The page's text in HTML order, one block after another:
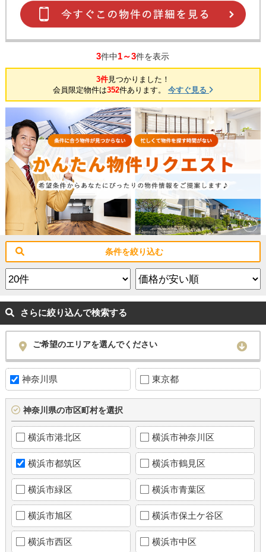
3件中1～3件を表示
3件見つかりました！
会員限定物件は352件あります。 今すぐ見る
条件を絞り込む
さらに絞り込んで検索する
ご希望のエリアを選んでください
神奈川県 東京都
神奈川県の市区町村を選択
横浜市港北区 横浜市神奈川区
横浜市都筑区 横浜市鶴見区
横浜市緑区 横浜市青葉区
横浜市旭区 横浜市保土ケ谷区
横浜市西区 横浜市中区